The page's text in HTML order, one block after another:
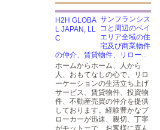
サンフランシス
コと周辺のベイ
エリア全域の住
宅及び商業物件
の仲介、賃貸物件、リロー...
ホームからホーム、人から
人、おもてなしの心で、リロ
ーケーションの生活立ち上げ
サービス、賃貸物件、投資物
件、不動産売買の仲介を提供
しております。経験豊かなブ
ローカーが迅速、親切、丁寧
がモットーで、お客様に喜ん